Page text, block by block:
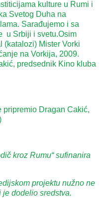
kulture u Rumi i
Svetog Duha na
Sarađujemo i sa
u Srbiji i svetu.Osim
(katalozi) Mister Vorki
na Vorkija, 2009.
predsednik Kino kluba
pripremio Dragan Cakić,
kroz Rumu“ sufinanira
projektu nužno ne
dodelio sredstva.